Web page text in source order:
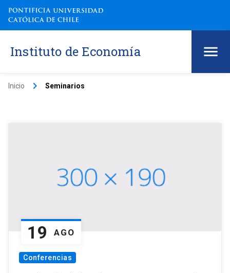
Instituto de Economía
Inicio keyboard_arrow_right Seminarios
19 AGO
Conferencias